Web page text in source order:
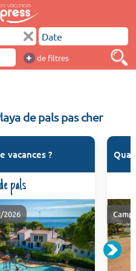
+ de filtres
de pals pas cher
vacances ?
pals
2026